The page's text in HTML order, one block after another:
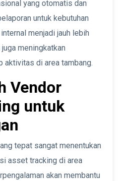
yang otomatis dan
untuk kebutuhan
menjadi jauh lebih
meningkatkan
aktivitas di area tambang.
Vendor
untuk
tepat sangat menentukan
asset tracking di area
akan membantu